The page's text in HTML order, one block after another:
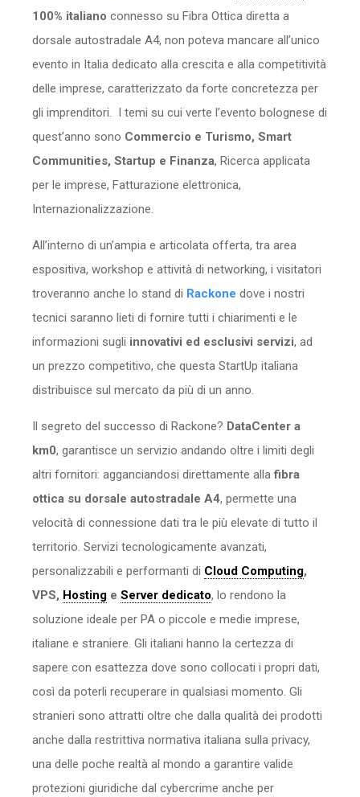
100% italiano connesso su Fibra Ottica diretta a
dorsale autostradale A4, non poteva mancare all’unico
evento in Italia dedicato alla crescita e alla competitività
delle imprese, caratterizzato da forte concretezza per
gli imprenditori. I temi su cui verte l’evento bolognese di
quest’anno sono Commercio e Turismo, Smart
Communities, Startup e Finanza, Ricerca applicata
per le imprese, Fatturazione elettronica,
Internazionalizzazione.
All’interno di un’ampia e articolata offerta, tra area
espositiva, workshop e attività di networking, i visitatori
troveranno anche lo stand di Rackone dove i nostri
tecnici saranno lieti di fornire tutti i chiarimenti e le
informazioni sugli innovativi ed esclusivi servizi, ad
un prezzo competitivo, che questa StartUp italiana
distribuisce sul mercato da più di un anno.
Il segreto del successo di Rackone? DataCenter a
km0, garantisce un servizio andando oltre i limiti degli
altri fornitori: agganciandosi direttamente allafibra
ottica su dorsale autostradale A4, permette una
velocità di connessione dati tra le più elevate di tutto il
territorio. Servizi tecnologicamente avanzati,
personalizzabili e performanti di Cloud Computing,
VPS, Hosting e Server dedicato, lo rendono la
soluzione ideale per PA o piccole e medie imprese,
italiane e straniere. Gli italiani hanno la certezza di
sapere con esattezza dove sono collocati i propri dati,
così da poterli recuperare in qualsiasi momento. Gli
stranieri sono attratti oltre che dalla qualità dei prodotti
anche dalla restrittiva normativa italiana sulla privacy,
una delle poche realtà al mondo a garantire valide
protezioni giuridiche dal cybercrime anche per